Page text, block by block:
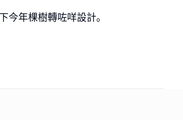
今年棵樹轉咗咩設計｡